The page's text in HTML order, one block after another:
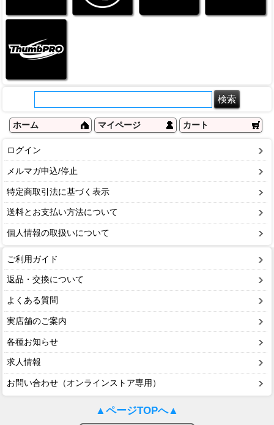
ホーム マイページ カート
ログイン
メルマガ申込/停止
特定商取引法に基づく表示
送料とお支払い方法について
個人情報の取扱いについて
ご利用ガイド
返品・交換について
よくある質問
実店舗のご案内
各種お知らせ
求人情報
お問い合わせ（オンラインストア専用）
▲ページTOPへ▲